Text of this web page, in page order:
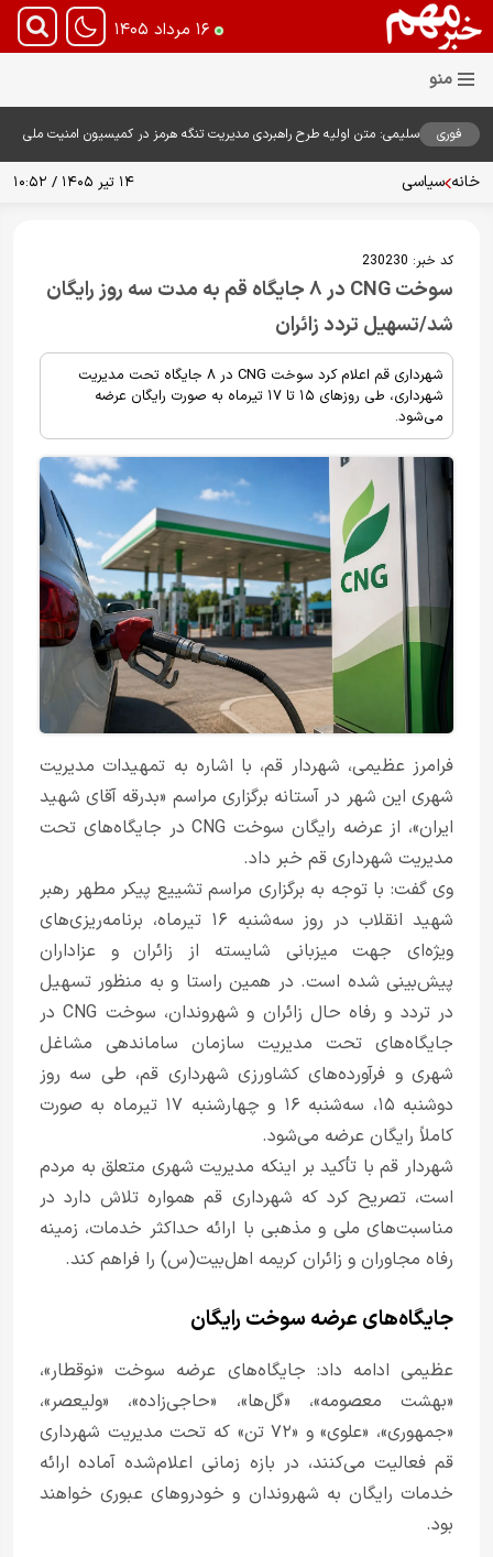
۱۶ مرداد ۱۴۰۵
فوری
سلیمی: متن اولیه طرح راهبردی مدیریت تنگه هرمز در کمیسیون امنیت ملی
خانه سیاسی ۱۴ تیر ۱۴۰۵ / ۱۰:۵۲
کد خبر: 230230
سوخت CNG در ۸ جایگاه قم به مدت سه روز رایگان
شد/تسهیل تردد زائران
شهرداری قم اعلام کرد سوخت CNG در ۸ جایگاه تحت مدیریت
شهرداری، طی روزهای ۱۵ تا ۱۷ تیرماه به صورت رایگان عرضه
می‌شود.
فرامرز عظیمی، شهردار قم، با اشاره به تمهیدات مدیریت
شهری این شهر در آستانه برگزاری مراسم «بدرقه آقای شهید
ایران»، از عرضه رایگان سوخت CNG در جایگاه‌های تحت
مدیریت شهرداری قم خبر داد.
وی گفت: با توجه به برگزاری مراسم تشییع پیکر مطهر رهبر
شهید انقلاب در روز سه‌شنبه ۱۶ تیرماه، برنامه‌ریزی‌های
ویژه‌ای جهت میزبانی شایسته از زائران و عزاداران
پیش‌بینی شده است. در همین راستا و به منظور تسهیل
در تردد و رفاه حال زائران و شهروندان، سوخت CNG در
جایگاه‌های تحت مدیریت سازمان ساماندهی مشاغل
شهری و فرآورده‌های کشاورزی شهرداری قم، طی سه روز
دوشنبه ۱۵، سه‌شنبه ۱۶ و چهارشنبه ۱۷ تیرماه به صورت
کاملاً رایگان عرضه می‌شود.
شهردار قم با تأکید بر اینکه مدیریت شهری متعلق به مردم
است، تصریح کرد که شهرداری قم همواره تلاش دارد در
مناسبت‌های ملی و مذهبی با ارائه حداکثر خدمات، زمینه
رفاه مجاوران و زائران کریمه اهل‌بیت(س) را فراهم کند.
جایگاه‌های عرضه سوخت رایگان
عظیمی ادامه داد: جایگاه‌های عرضه سوخت «نوقطار»،
«بهشت معصومه»، «گل‌ها»، «حاجی‌زاده»، «ولیعصر»،
«جمهوری»، «علوی» و «۷۲ تن» که تحت مدیریت شهرداری
قم فعالیت می‌کنند، در بازه زمانی اعلام‌شده آماده ارائه
خدمات رایگان به شهروندان و خودروهای عبوری خواهند
بود.